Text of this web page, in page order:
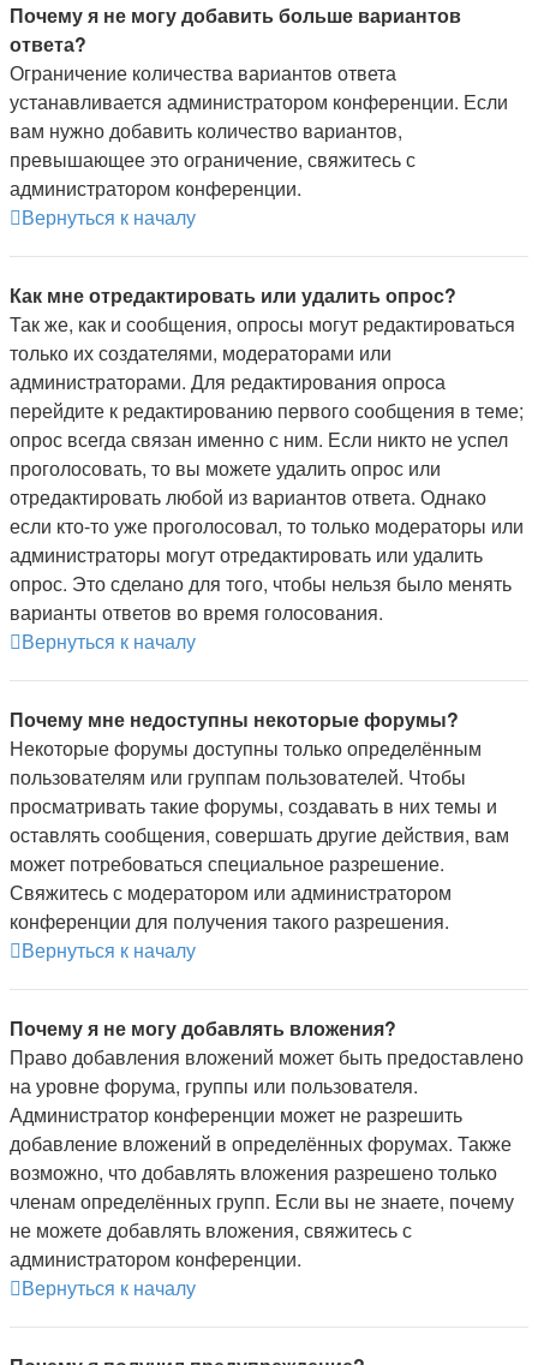
Почему я не могу добавить больше вариантов
ответа?
Ограничение количества вариантов ответа
устанавливается администратором конференции. Если
вам нужно добавить количество вариантов,
превышающее это ограничение, свяжитесь с
администратором конференции.
Вернуться к началу
Как мне отредактировать или удалить опрос?
Так же, как и сообщения, опросы могут редактироваться
только их создателями, модераторами или
администраторами. Для редактирования опроса
перейдите к редактированию первого сообщения в теме;
опрос всегда связан именно с ним. Если никто не успел
проголосовать, то вы можете удалить опрос или
отредактировать любой из вариантов ответа. Однако
если кто-то уже проголосовал, то только модераторы или
администраторы могут отредактировать или удалить
опрос. Это сделано для того, чтобы нельзя было менять
варианты ответов во время голосования.
Вернуться к началу
Почему мне недоступны некоторые форумы?
Некоторые форумы доступны только определённым
пользователям или группам пользователей. Чтобы
просматривать такие форумы, создавать в них темы и
оставлять сообщения, совершать другие действия, вам
может потребоваться специальное разрешение.
Свяжитесь с модератором или администратором
конференции для получения такого разрешения.
Вернуться к началу
Почему я не могу добавлять вложения?
Право добавления вложений может быть предоставлено
на уровне форума, группы или пользователя.
Администратор конференции может не разрешить
добавление вложений в определённых форумах. Также
возможно, что добавлять вложения разрешено только
членам определённых групп. Если вы не знаете, почему
не можете добавлять вложения, свяжитесь с
администратором конференции.
Вернуться к началу